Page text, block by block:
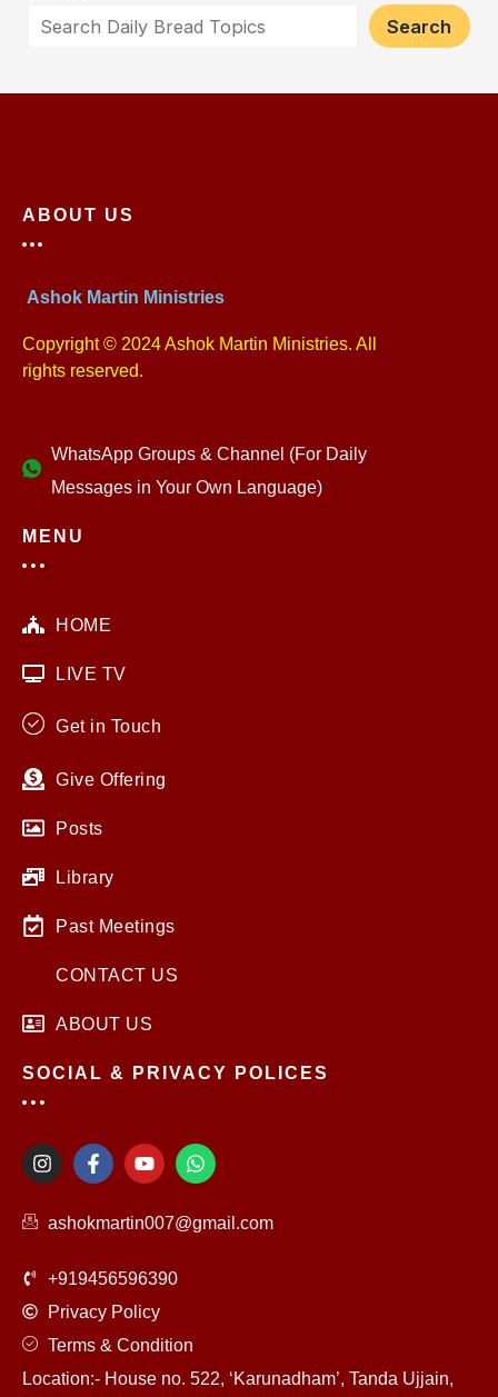
Search
ABOUT US
Ashok Martin Ministries
Copyright © 2024 Ashok Martin Ministries. All
rights reserved.
WhatsApp Groups & Channel (For Daily
Messages in Your Own Language)
MENU
HOME
LIVE TV
Get in Touch
Give Offering
Posts
Library
Past Meetings
CONTACT US
ABOUT US
SOCIAL & PRIVACY POLICES
I
n
a
m
F
a
b
o
k
-
Y
o
t
u
e
W
h
s
ashokmartin007@gmail.com
+919456596390
Privacy Policy
Terms & Condition
Location:- House no. 522, ‘Karunadham’, Tanda Ujjain,